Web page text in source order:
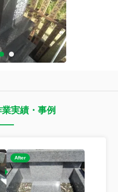
実績・事例
After